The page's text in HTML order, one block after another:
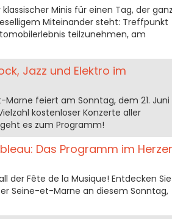
Minis für einen Tag, der
Miteinander steht: Treffpunkt
teilzunehmen, am
Jazz und Elektro im
feiert am Sonntag, dem 21. Juni
kostenloser Konzerte aller
geht es zum Programm!
Das Programm im
der Fête de la Musique! Entdecken Sie
Seine-et-Marne an diesem Sonntag,